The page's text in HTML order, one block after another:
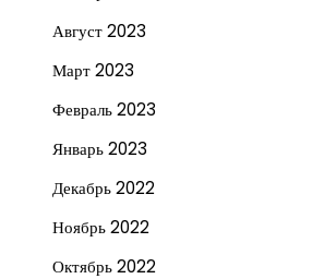
Август 2023
Март 2023
Февраль 2023
Январь 2023
Декабрь 2022
Ноябрь 2022
Октябрь 2022